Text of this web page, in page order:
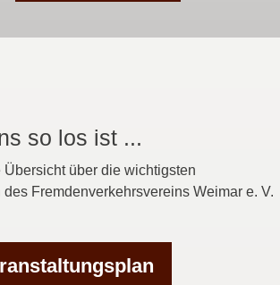
so los ist ...
Übersicht über die wichtigsten
Fremdenverkehrsvereins Weimar e. V.